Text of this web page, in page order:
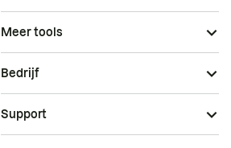
Meer tools
Bedrijf
Support